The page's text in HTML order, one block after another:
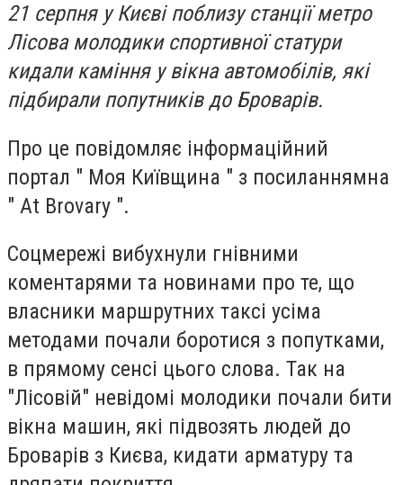
21 серпня у Києві поблизу станції метро
Лісова молодики спортивної статури
кидали каміння у вікна автомобілів, які
підбирали попутників до Броварів.
Про це повідомляє інформаційний
портал " Моя Київщина " з посиланнямна
" At Brovary ".
Соцмережі вибухнули гнівними
коментарями та новинами про те, що
власники маршрутних таксі усіма
методами почали боротися з попутками,
в прямому сенсі цього слова. Так на
"Лісовій" невідомі молодики почали бити
вікна машин, які підвозять людей до
Броварів з Києва, кидати арматуру та